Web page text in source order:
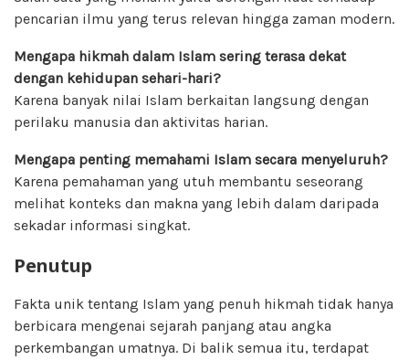
pencarian ilmu yang terus relevan hingga zaman modern.
Mengapa hikmah dalam Islam sering terasa dekat
dengan kehidupan sehari-hari?
Karena banyak nilai Islam berkaitan langsung dengan
perilaku manusia dan aktivitas harian.
Mengapa penting memahami Islam secara menyeluruh?
Karena pemahaman yang utuh membantu seseorang
melihat konteks dan makna yang lebih dalam daripada
sekadar informasi singkat.
Penutup
Fakta unik tentang Islam yang penuh hikmah tidak hanya
berbicara mengenai sejarah panjang atau angka
perkembangan umatnya. Di balik semua itu, terdapat